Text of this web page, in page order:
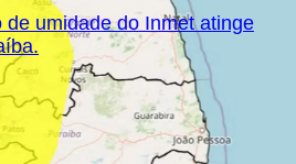
de umidade do Inmet atinge